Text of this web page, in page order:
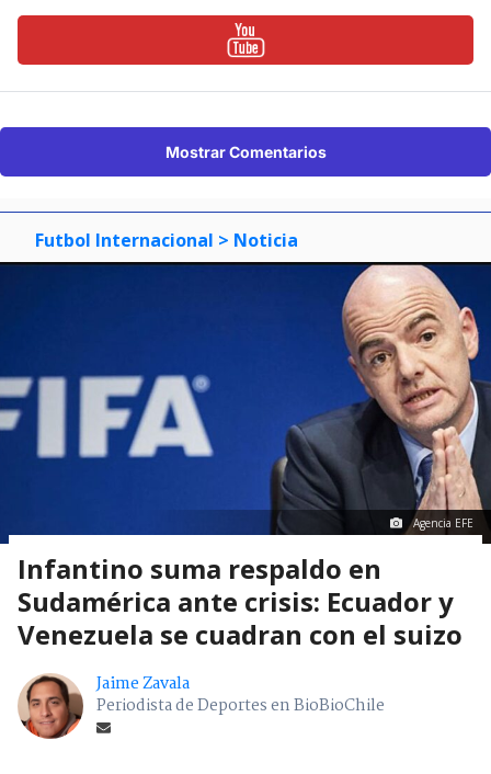
Mostrar Comentarios
Futbol Internacional > Noticia
Agencia EFE
Infantino suma respaldo en
Sudamérica ante crisis: Ecuador y
Venezuela se cuadran con el suizo
Jaime Zavala
Periodista de Deportes en BioBioChile